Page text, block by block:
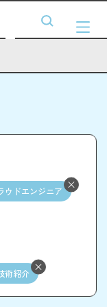
ウドエンジニア
術紹介